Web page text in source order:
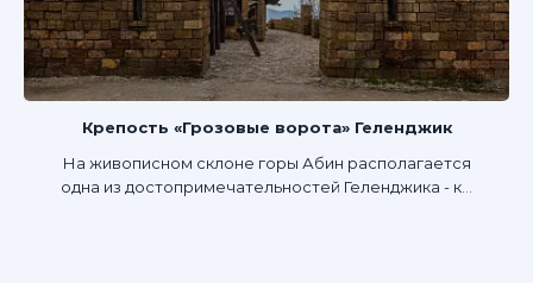
Крепость «Грозовые ворота» Геленджик
На живописном склоне горы Абин располагается
одна из достопримечательностей Геленджика - к...